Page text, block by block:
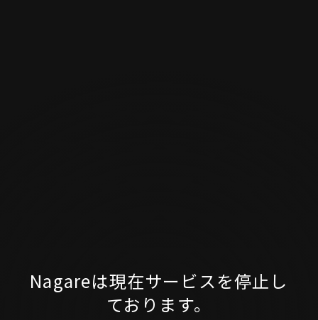
Nagareは現在サービスを停止し
ております。